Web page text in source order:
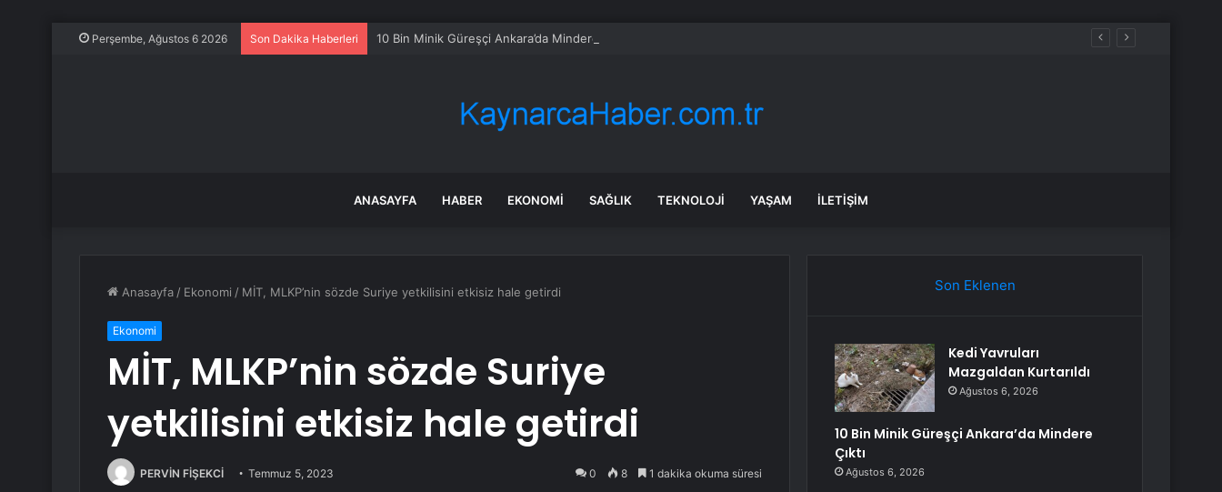
Perşembe, Ağustos 6 2026 Son Dakika Haberleri 10 Bin Minik Güreşçi Ankara’da Mindere Çıktı
ANASAYFA HABER EKONOMI SAĞLIK TEKNOLOJI YAŞAM İLETIŞIM
Anasayfa / Ekonomi / MİT, MLKP’nin sözde Suriye yetkilisini etkisiz hale getirdi
Ekonomi
MİT, MLKP’nin sözde Suriye
yetkilisini etkisiz hale getirdi
PERVİN FİŞEKCİ Temmuz 5, 2023 0 8 1 dakika okuma süresi
Son Eklenen
Kedi Yavruları
Mazgaldan Kurtarıldı
Ağustos 6, 2026
10 Bin Minik Güreşçi Ankara’da Mindere
Çıktı
Ağustos 6, 2026